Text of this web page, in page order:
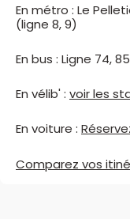
En métro : Le
(ligne 8, 9)
En bus : Ligne 74,
En vélib' : voir les
En voiture :
Comparez vos